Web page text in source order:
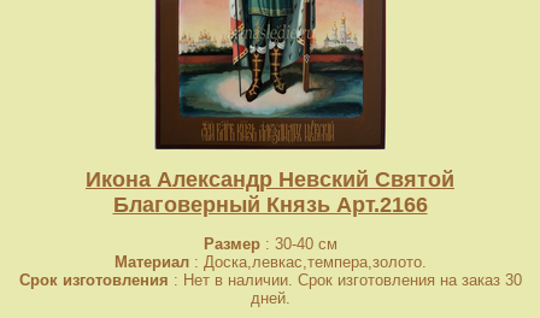
Икона Александр Невский Святой
Благоверный Князь Арт.2166
Размер: 30-40 см
Материал: Доска,левкас,темпера,золото.
Срок изготовления : Нет в наличии. Срок изготовления на заказ 30
дней.